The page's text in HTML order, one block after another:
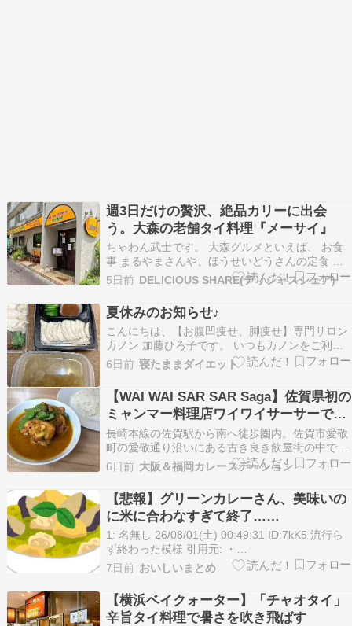
週3日だけの贅沢、絶品カリーに出会
う。大森の老舗タイ料理『メーサイ』
ちゃわん武士です。 大森グルメといえば、 お食
事 まるやまさんや、ほうせいどうさんの定食 煮
込 蔦八さんの居酒屋 天冨久さんの天丼 とんかつ
鉄(くろがね)さんや、丸一さん、五郎のとんかつ
さんのとんかつ 布恒更科さんや、もりいろさんの
蕎麦 大連(だいれん)さんや、【閉店】千成飯店…
5日前 DELICIOUS SHARE(デリシャスシェア)
夏休みのお知らせ♪
こんにちは、【お腹凹痩せ、脚痩せ】専門サロン
カノン 加藤ひろ子です。 いつもカノンをご利用
いただきありがとうございます。 夏季休業は以下
の通りとなります。 8月17・18日とお休みさせて
頂きます。 ※8月11日（祭日） 9時～14時まで営
業致します。 お休み前後は予約が埋まり…
6日前 寝たままダイエット
【WAI WAI SAR SAR Saga】佐賀県初の
ミャンマー料理店ワイワイサーサーで骨
付きチキンのミャンマーカレー「チェッ
ターヒン」をジャスミンライスで味わう
&モンペットゥ〜Thai&Myanmar
長崎本線の佐賀駅から南へ徒歩圏内。佐賀市愛敬
町の愛敬通り沿いにある古き良き飲屋街の中でも
大きな煉瓦壁感じる紅屋館という建物の1階にオ
ープンしたのが、『 WAI WAI SAR SAR』福岡の
ミャンマー料理店と同じく、少しやっているか分
かりにくい扉を開けるとミャンマーやタイの食材
が…
6日前 大阪＆福岡カレーステーション
【悲報】グリーンカレーさん、美味いの
に米に合わなすぎて終了……
1: 名無し 26/08/01(土) 00:49:31 ID:7kK5 流行ら
ず終わった模様 引用元: ・
https://hayabusa.open2ch.net/test/read.cgi/
2： 名無し：26/08/01(土) 0…
7日前 おいしいまとめ
【横浜ベイクォーター】「チャオタイ」
辛旨タイ料理で暑さを吹き飛ばす